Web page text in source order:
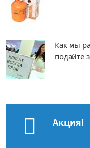
Как мы
подайте
Акция!